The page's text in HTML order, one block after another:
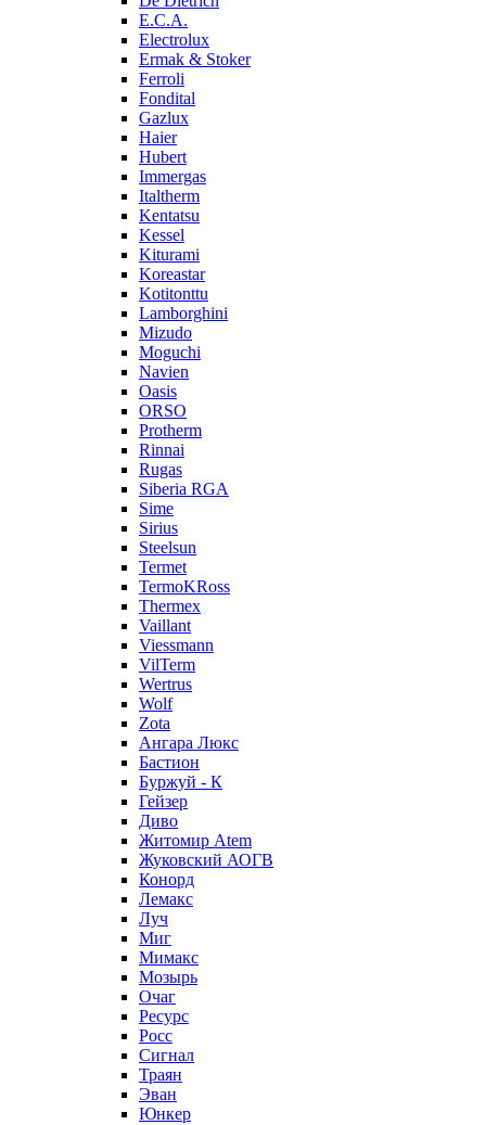
E.C.A.
Electrolux
Ermak & Stoker
Ferroli
Fondital
Gazlux
Haier
Hubert
Immergas
Italtherm
Kentatsu
Kessel
Kiturami
Koreastar
Kotitonttu
Lamborghini
Mizudo
Moguchi
Navien
Oasis
ORSO
Protherm
Rinnai
Rugas
Siberia RGA
Sime
Sirius
Steelsun
Termet
TermoKRoss
Thermex
Vaillant
Viessmann
VilTerm
Wertrus
Wolf
Zota
Ангара Люкс
Бастион
Буржуй - К
Гейзер
Диво
Житомир Аtem
Жуковский АОГВ
Конорд
Лемакс
Луч
Миг
Мимакс
Мозырь
Очаг
Ресурс
Росс
Сигнал
Траян
Эван
Юнкер